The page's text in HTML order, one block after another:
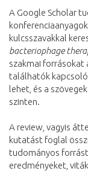
A Google Scholar
kulcsszavakkal
bacteriophage
szakmai forrásokat
találhatók
lehet, és a
szinten.
A review, vagyis
kutatást foglal
tudományos
eredményeket,